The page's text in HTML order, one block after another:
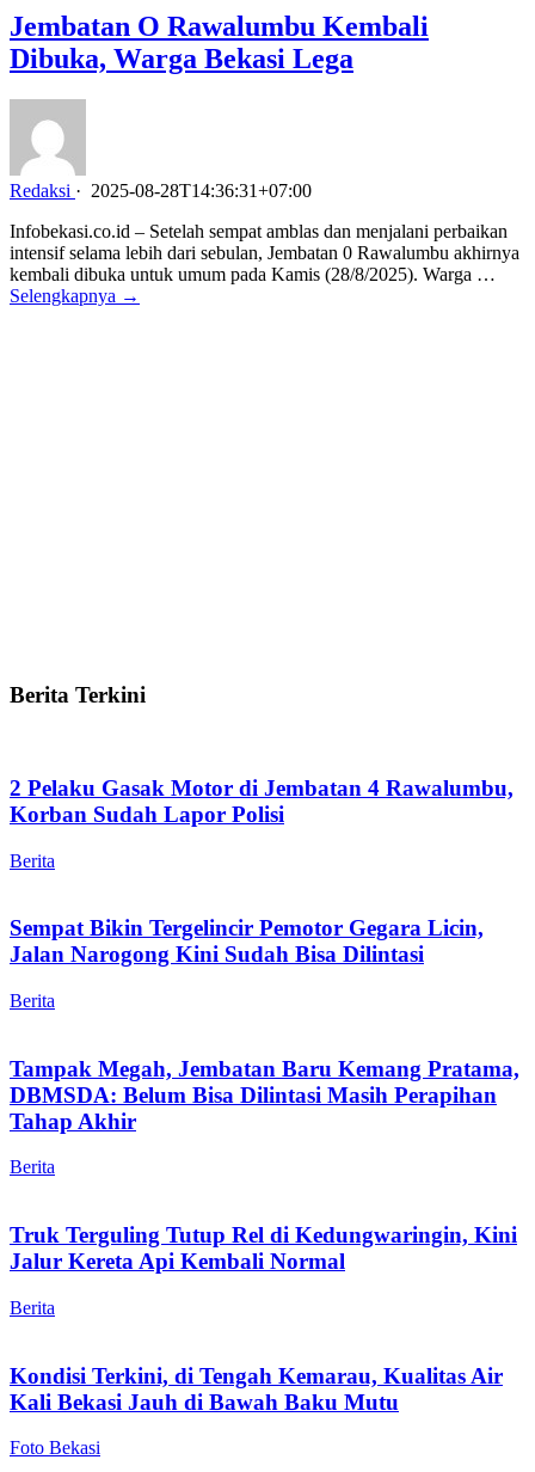
Jembatan O Rawalumbu Kembali
Dibuka, Warga Bekasi Lega
Redaksi · 2025-08-28T14:36:31+07:00
Infobekasi.co.id – Setelah sempat amblas dan menjalani perbaikan
intensif selama lebih dari sebulan, Jembatan 0 Rawalumbu akhirnya
kembali dibuka untuk umum pada Kamis (28/8/2025). Warga …
Selengkapnya →
Berita Terkini
2 Pelaku Gasak Motor di Jembatan 4 Rawalumbu,
Korban Sudah Lapor Polisi
Berita
Sempat Bikin Tergelincir Pemotor Gegara Licin,
Jalan Narogong Kini Sudah Bisa Dilintasi
Berita
Tampak Megah, Jembatan Baru Kemang Pratama,
DBMSDA: Belum Bisa Dilintasi Masih Perapihan
Tahap Akhir
Berita
Truk Terguling Tutup Rel di Kedungwaringin, Kini
Jalur Kereta Api Kembali Normal
Berita
Kondisi Terkini, di Tengah Kemarau, Kualitas Air
Kali Bekasi Jauh di Bawah Baku Mutu
Foto Bekasi